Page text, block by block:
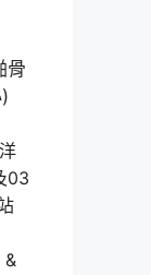
03
&